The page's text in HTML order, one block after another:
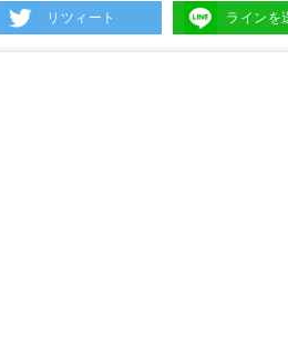
リツィート ラインを